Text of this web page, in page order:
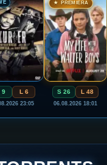
9 L 6
23:05
🎬★ PREMIERA
S 26 L 48
06.08.2026 18:01